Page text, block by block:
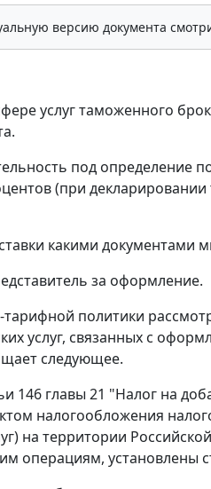
версию документа
услуг таможенного
под определение
(при декларировании
какими документами
за оформление.
политики
услуг, связанных с
следующее.
146 главы 21 "Налог на
налогообложения
на территории
операциям, установлены